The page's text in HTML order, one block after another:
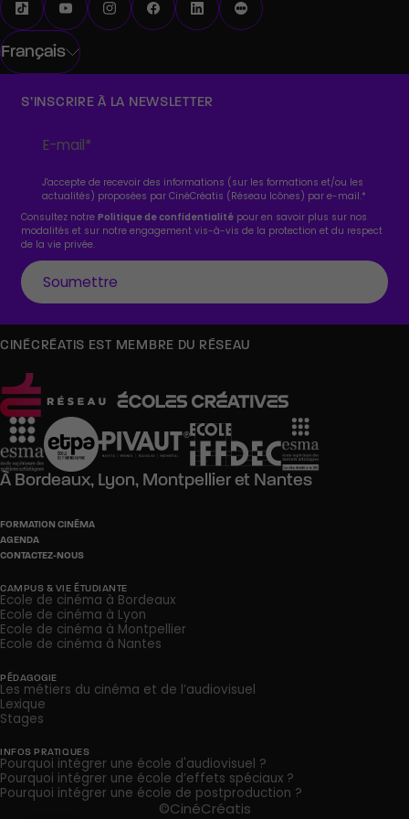
Français
S’INSCRIRE À LA NEWSLETTER
J'accepte de recevoir des informations (sur les formations et/ou les
actualités) proposées par CinéCréatis (Réseau Icônes) par e-mail.*
Consultez notrePolitique de confidentialité pour en savoir plus sur nos
modalités et sur notre engagement vis-à-vis de la protection et du respect
de la vie privée.
CINÉCRÉATIS EST MEMBRE DU RÉSEAU
À Bordeaux, Lyon, Montpellieret Nantes
FORMATION CINÉMA
AGENDA
CONTACTEZ-NOUS
CAMPUS & VIE ÉTUDIANTE
Ecole de cinéma à Bordeaux
Ecole de cinéma à Lyon
Ecole de cinéma à Montpellier
Ecole de cinéma à Nantes
PÉDAGOGIE
Les métiers du cinéma et de l’audiovisuel
Lexique
Stages
INFOS PRATIQUES
Pourquoi intégrer une école d'audiovisuel ?
Pourquoi intégrer une école d’effets spéciaux ?
Pourquoi intégrer une école de postproduction ?
©CinéCréatis